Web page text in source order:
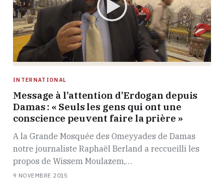
INTERNATIONAL
Message à l’attention d’Erdogan depuis
Damas : « Seuls les gens qui ont une
conscience peuvent faire la prière »
A la Grande Mosquée des Omeyyades de Damas
notre journaliste Raphaël Berland a reccueilli les
propos de Wissem Moulazem,…
9 NOVEMBRE 2015